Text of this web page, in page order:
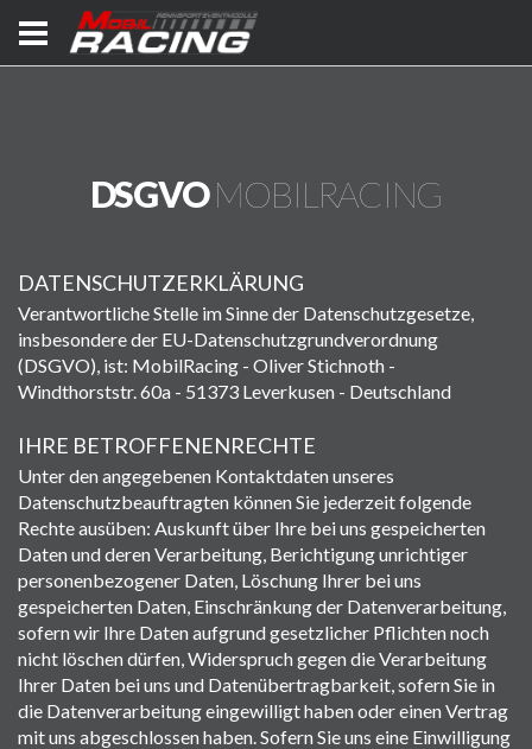
DSGVOMOBILRACING
DATENSCHUTZERKLÄRUNG
Verantwortliche Stelle im Sinne der Datenschutzgesetze,
insbesondere der EU-Datenschutzgrundverordnung
(DSGVO), ist: MobilRacing - Oliver Stichnoth -
Windthorststr. 60a - 51373 Leverkusen - Deutschland
IHRE BETROFFENENRECHTE
Unter den angegebenen Kontaktdaten unseres
Datenschutzbeauftragten können Sie jederzeit folgende
Rechte ausüben: Auskunft über Ihre bei uns gespeicherten
Daten und deren Verarbeitung, Berichtigung unrichtiger
personenbezogener Daten, Löschung Ihrer bei uns
gespeicherten Daten, Einschränkung der Datenverarbeitung,
sofern wir Ihre Daten aufgrund gesetzlicher Pflichten noch
nicht löschen dürfen, Widerspruch gegen die Verarbeitung
Ihrer Daten bei uns und Datenübertragbarkeit, sofern Sie in
die Datenverarbeitung eingewilligt haben oder einen Vertrag
mit uns abgeschlossen haben. Sofern Sie uns eine Einwilligung